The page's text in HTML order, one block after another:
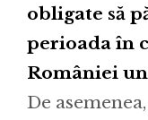
obligate să
perioada în
României
De